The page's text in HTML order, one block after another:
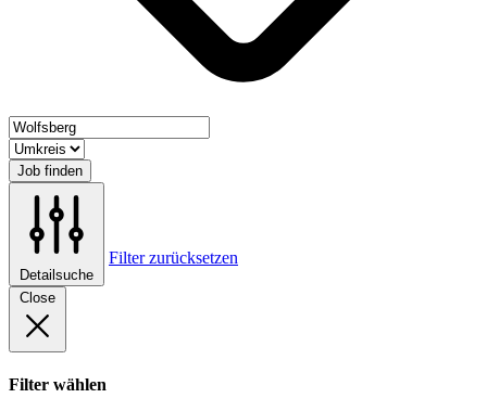
Job finden
Detailsuche
Filter zurücksetzen
Close
Filter wählen